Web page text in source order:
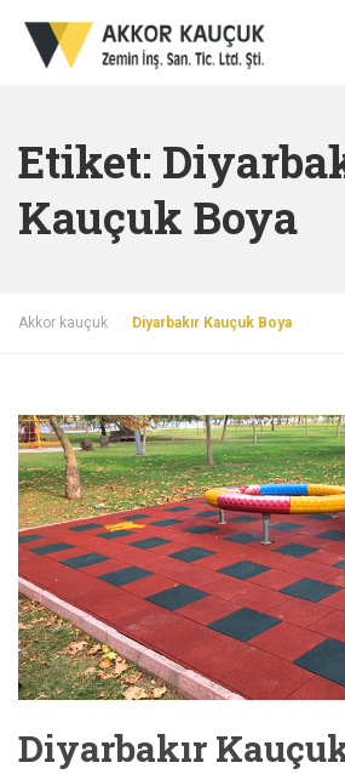
Etiket:
Kauçuk Boya
Akkor kauçuk Diyarbakır Kauçuk Boya
Diyarbakır